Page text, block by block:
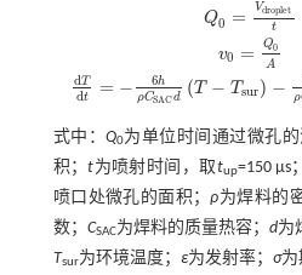
Q0 = Vdroplet
t
Q0= Vd roplet
v0 = Q0
A
v0 =Q0 A
dT
dt = − 6h
ρCSACd (T − Tsur) −
ρ
dTd =- 6hρCSACdT-Ts ur- 6εσρ C SACd
式中： Q0为单位时间通过微孔的
积；t为喷射时间，取tup=150 μs
喷口处微孔的面积；ρ为焊料的
数； CSAC为焊料的质量热容； d为
Tsur为环境温度； ε为发射率； σ为